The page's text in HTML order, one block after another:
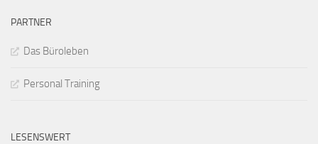
PARTNER
Das Büroleben
Personal Training
LESENSWERT